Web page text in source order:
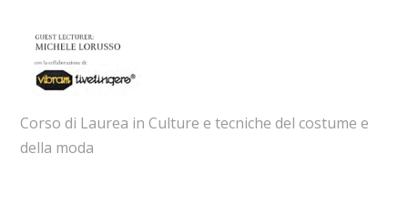
Corso di Laurea in Culture e tecniche del costume e
della moda